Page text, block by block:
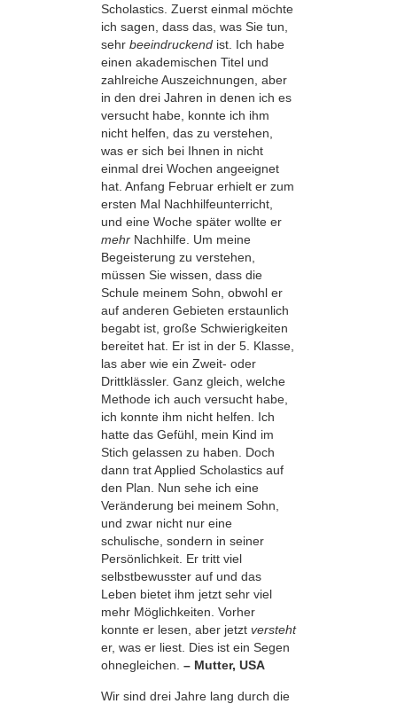
Scholastics. Zuerst einmal möchte
ich sagen, dass das, was Sie tun,
sehr beeindruckend ist. Ich habe
einen akademischen Titel und
zahlreiche Auszeichnungen, aber
in den drei Jahren in denen ich es
versucht habe, konnte ich ihm
nicht helfen, das zu verstehen,
was er sich bei Ihnen in nicht
einmal drei Wochen angeeignet
hat. Anfang Februar erhielt er zum
ersten Mal Nachhilfeunterricht,
und eine Woche später wollte er
mehr Nachhilfe. Um meine
Begeisterung zu verstehen,
müssen Sie wissen, dass die
Schule meinem Sohn, obwohl er
auf anderen Gebieten erstaunlich
begabt ist, große Schwierigkeiten
bereitet hat. Er ist in der 5. Klasse,
las aber wie ein Zweit- oder
Drittklässler. Ganz gleich, welche
Methode ich auch versucht habe,
ich konnte ihm nicht helfen. Ich
hatte das Gefühl, mein Kind im
Stich gelassen zu haben. Doch
dann trat Applied Scholastics auf
den Plan. Nun sehe ich eine
Veränderung bei meinem Sohn,
und zwar nicht nur eine
schulische, sondern in seiner
Persönlichkeit. Er tritt viel
selbstbewusster auf und das
Leben bietet ihm jetzt sehr viel
mehr Möglichkeiten. Vorher
konnte er lesen, aber jetzt versteht
er, was er liest. Dies ist ein Segen
ohnegleichen. – Mutter, USA
Wir sind drei Jahre lang durch die